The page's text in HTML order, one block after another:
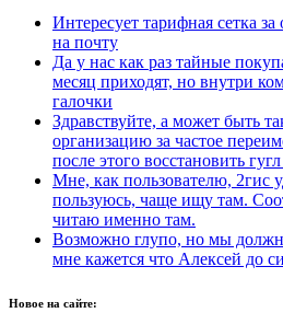
Интересует тарифная сетка
на почту
Да у нас как раз тайные
месяц приходят, но внутри
галочки
Здравствуйте, а может быть
организацию за частое
после этого восстановить
Мне, как пользователю, 2гис
пользуюсь, чаще ищу там.
читаю именно там.
Возможно глупо, но мы
мне кажется что Алексей до
Новое на сайте: